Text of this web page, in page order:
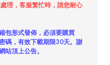
理，客服繁忙時，請您耐心
包形式發佈，必須要購買
碼，有效下載期限30天。謝
站頂上公告。